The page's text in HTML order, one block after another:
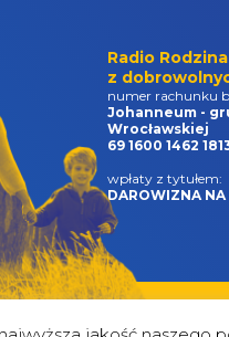
Radio
z
numer rachunku
Johanneum -
Wrocławskiej
69 1600 1462
wpłaty z tytułem:
DAROWIZNA